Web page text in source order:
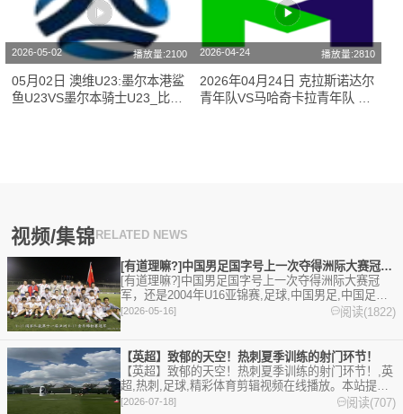
2026-05-02 播放量:2100
05月02日 澳维U23:墨尔本港鲨
鱼U23VS墨尔本骑士U23_比赛
2026-04-24 播放量:2810
2026年04月24日 克拉斯诺达尔
青年队VS马哈奇卡拉青年队 俄
视频/集锦 RELATED NEWS
[有道理嘛?]中国男足国字号上一次夺得洲际大赛冠军，还是20
[有道理嘛?]中国男足国字号上一次夺得洲际大赛冠
军，还是2004年U16亚锦赛,足球,中国男足,中国足
球。欢迎收藏本站，24小时为你更新最新的足球，篮
球体育资讯。
[2026-05-16] 阅读(1822)
【英超】致郁的天空！热刺夏季训练的射门环节！
【英超】致郁的天空！热刺夏季训练的射门环节！,英
超,热刺,足球,精彩体育剪辑视频在线播放。本站提供
最全的篮球视频足球视频,集锦,录像。
[2026-07-18] 阅读(707)